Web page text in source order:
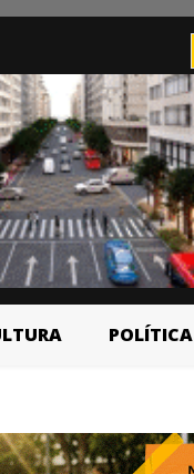
POLÍTICA